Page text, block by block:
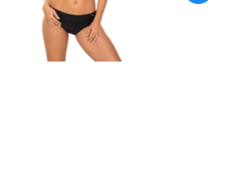
podprsenku bandeau, která